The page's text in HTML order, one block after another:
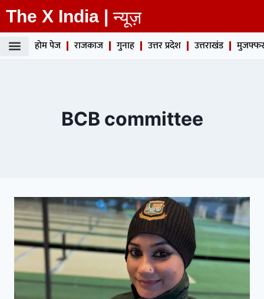
The X India | न्यूज़
होम पेज राजकाज गुनाह उत्तर प्रदेश उत्तराखंड
BCB committee